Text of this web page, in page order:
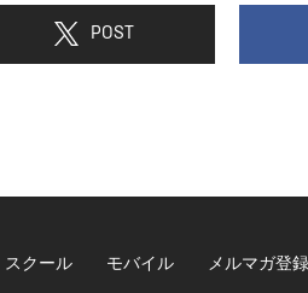
POST
スクール モバイル メルマガ登録